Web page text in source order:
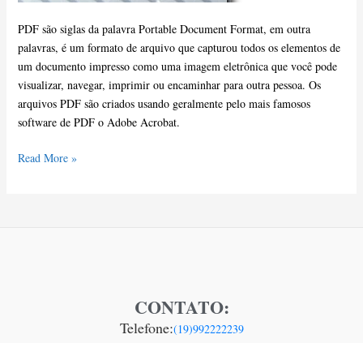
PDF são siglas da palavra Portable Document Format, em outra
palavras, é um formato de arquivo que capturou todos os elementos de
um documento impresso como uma imagem eletrônica que você pode
visualizar, navegar, imprimir ou encaminhar para outra pessoa. Os
arquivos PDF são criados usando geralmente pelo mais famosos
software de PDF o Adobe Acrobat.
Read More »
CONTATO:
Telefone:(19)992222239